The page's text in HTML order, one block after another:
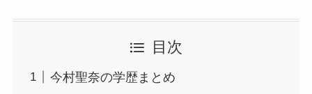
目次
今村聖奈の学歴まとめ